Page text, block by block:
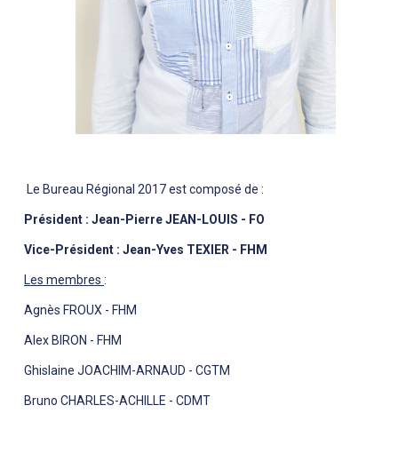
Le Bureau Régional 2017 est composé de :
Président : Jean-Pierre JEAN-LOUIS - FO
Vice-Président : Jean-Yves TEXIER - FHM
Les membres :
Agnès FROUX - FHM
Alex BIRON - FHM
Ghislaine JOACHIM-ARNAUD - CGTM
Bruno CHARLES-ACHILLE - CDMT